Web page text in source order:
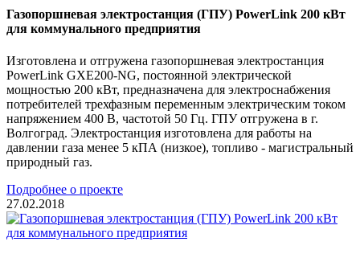
Газопоршневая электростанция (ГПУ) PowerLink 200 кВт
для коммунального предприятия
Изготовлена и отгружена газопоршневая электростанция
PowerLink GXE200-NG, постоянной электрической
мощностью 200 кВт, предназначена для электроснабжения
потребителей трехфазным переменным электрическим током
напряжением 400 В, частотой 50 Гц. ГПУ отгружена в г.
Волгоград. Электростанция изготовлена для работы на
давлении газа менее 5 кПА (низкое), топливо - магистральный
природный газ.
Подробнее о проекте
27.02.2018